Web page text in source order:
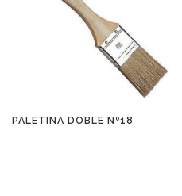
PALETINA DOBLE Nº18